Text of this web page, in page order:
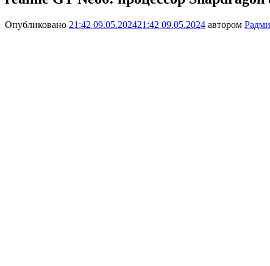
Опубликовано 21:42 09.05.202421:42 09.05.2024 автором